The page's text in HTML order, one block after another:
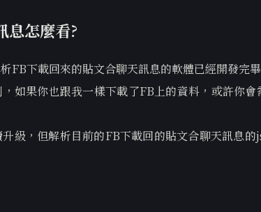
息怎麼看?
FB下載回來的貼文合聊天訊息的軟體已經開發完畢
如果你也跟我一樣下載了FB上的資料，或許你會
級，但解析目前的FB下載回的貼文合聊天訊息